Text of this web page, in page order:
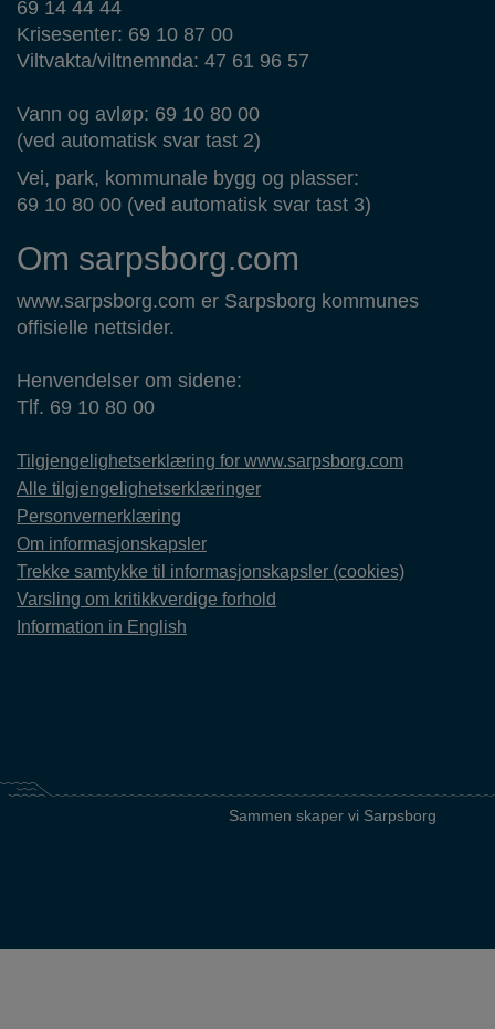
69 14 44 44
Krisesenter: 69 10 87 00
Viltvakta/viltnemnda: 47 61 96 57
Vann og avløp: 69 10 80 00
(ved automatisk svar tast 2)
Vei, park, kommunale bygg og plasser:
69 10 80 00 (ved automatisk svar tast 3)
Om sarpsborg.com
www.sarpsborg.com er Sarpsborg kommunes
offisielle nettsider.
Henvendelser om sidene:
Tlf. 69 10 80 00
Tilgjengelighetserklæring for www.sarpsborg.com
Alle tilgjengelighetserklæringer
Personvernerklæring
Om informasjonskapsler
Trekke samtykke til informasjonskapsler (cookies)
Varsling om kritikkverdige forhold
Information in English
Sammen skaper vi Sarpsborg